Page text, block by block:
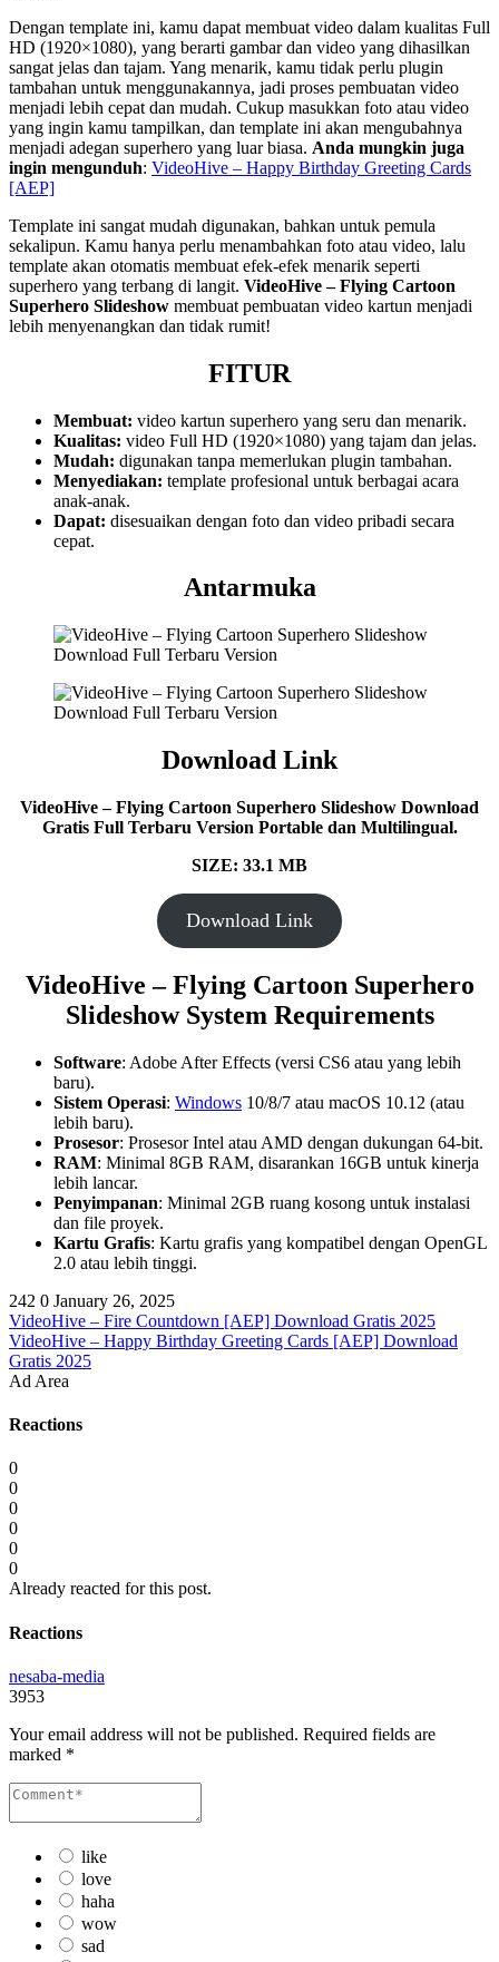
Dengan template ini, kamu dapat membuat video dalam kualitas Full
HD (1920×1080), yang berarti gambar dan video yang dihasilkan
sangat jelas dan tajam. Yang menarik, kamu tidak perlu plugin
tambahan untuk menggunakannya, jadi proses pembuatan video
menjadi lebih cepat dan mudah. Cukup masukkan foto atau video
yang ingin kamu tampilkan, dan template ini akan mengubahnya
menjadi adegan superhero yang luar biasa. Anda mungkin juga
ingin mengunduh: VideoHive – Happy Birthday Greeting Cards
[AEP]
Template ini sangat mudah digunakan, bahkan untuk pemula
sekalipun. Kamu hanya perlu menambahkan foto atau video, lalu
template akan otomatis membuat efek-efek menarik seperti
superhero yang terbang di langit. VideoHive – Flying Cartoon
Superhero Slideshow membuat pembuatan video kartun menjadi
lebih menyenangkan dan tidak rumit!
FITUR
Membuat: video kartun superhero yang seru dan menarik.
Kualitas: video Full HD (1920×1080) yang tajam dan jelas.
Mudah: digunakan tanpa memerlukan plugin tambahan.
Menyediakan: template profesional untuk berbagai acara
anak-anak.
Dapat: disesuaikan dengan foto dan video pribadi secara
cepat.
Antarmuka
Download Link
VideoHive – Flying Cartoon Superhero Slideshow Download
Gratis Full Terbaru Version Portable dan Multilingual.
SIZE: 33.1 MB
Download Link
VideoHive – Flying Cartoon Superhero
Slideshow System Requirements
Software: Adobe After Effects (versi CS6 atau yang lebih
baru).
Sistem Operasi: Windows 10/8/7 atau macOS 10.12 (atau
lebih baru).
Prosesor: Prosesor Intel atau AMD dengan dukungan 64-bit.
RAM: Minimal 8GB RAM, disarankan 16GB untuk kinerja
lebih lancar.
Penyimpanan: Minimal 2GB ruang kosong untuk instalasi
dan file proyek.
Kartu Grafis: Kartu grafis yang kompatibel dengan OpenGL
2.0 atau lebih tinggi.
242 0 January 26, 2025
VideoHive – Fire Countdown [AEP] Download Gratis 2025
VideoHive – Happy Birthday Greeting Cards [AEP] Download
Gratis 2025
Ad Area
Reactions
0
0
0
0
0
0
Already reacted for this post.
Reactions
nesaba-media
3953
Your email address will not be published. Required fields are
marked *
like
love
haha
wow
sad